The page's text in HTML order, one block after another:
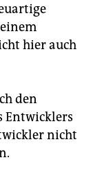
hier auch
den
Entwicklers
nicht